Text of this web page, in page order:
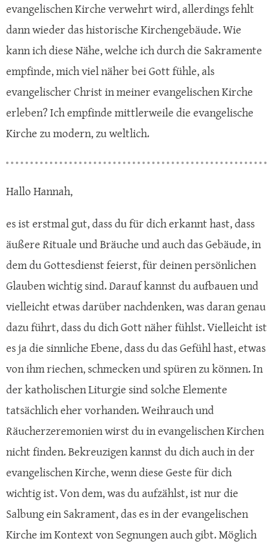
evangelischen Kirche verwehrt wird, allerdings fehlt
dann wieder das historische Kirchengebäude. Wie
kann ich diese Nähe, welche ich durch die Sakramente
empfinde, mich viel näher bei Gott fühle, als
evangelischer Christ in meiner evangelischen Kirche
erleben? Ich empfinde mittlerweile die evangelische
Kirche zu modern, zu weltlich.
Hallo Hannah,
es ist erstmal gut, dass du für dich erkannt hast, dass
äußere Rituale und Bräuche und auch das Gebäude, in
dem du Gottesdienst feierst, für deinen persönlichen
Glauben wichtig sind. Darauf kannst du aufbauen und
vielleicht etwas darüber nachdenken, was daran genau
dazu führt, dass du dich Gott näher fühlst. Vielleicht ist
es ja die sinnliche Ebene, dass du das Gefühl hast, etwas
von ihm riechen, schmecken und spüren zu können. In
der katholischen Liturgie sind solche Elemente
tatsächlich eher vorhanden. Weihrauch und
Räucherzeremonien wirst du in evangelischen Kirchen
nicht finden. Bekreuzigen kannst du dich auch in der
evangelischen Kirche, wenn diese Geste für dich
wichtig ist. Von dem, was du aufzählst, ist nur die
Salbung ein Sakrament, das es in der evangelischen
Kirche im Kontext von Segnungen auch gibt. Möglich